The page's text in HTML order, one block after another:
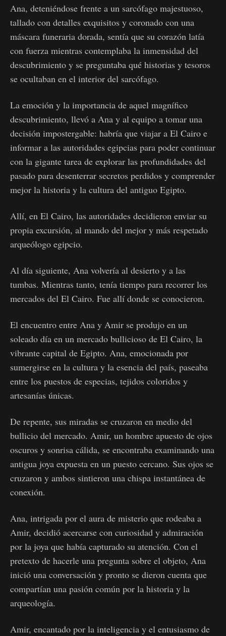
Ana, deteniéndose frente a un sarcófago majestuoso,
tallado con detalles exquisitos y coronado con una
máscara funeraria dorada, sentía que su corazón latía
con fuerza mientras contemplaba la inmensidad del
descubrimiento y se preguntaba qué historias y tesoros
se ocultaban en el interior del sarcófago.
La emoción y la importancia de aquel magnífico
descubrimiento, llevó a Ana y al equipo a tomar una
decisión impostergable: habría que viajar a El Cairo e
informar a las autoridades egipcias para poder continuar
con la gigante tarea de explorar las profundidades del
pasado para desenterrar secretos perdidos y comprender
mejor la historia y la cultura del antiguo Egipto.
Allí, en El Cairo, las autoridades decidieron enviar su
propia excursión, al mando del mejor y más respetado
arqueólogo egipcio.
Al día siguiente, Ana volvería al desierto y a las
tumbas. Mientras tanto, tenía tiempo para recorrer los
mercados del El Cairo. Fue allí donde se conocieron.
El encuentro entre Ana y Amir se produjo en un
soleado día en un mercado bullicioso de El Cairo, la
vibrante capital de Egipto. Ana, emocionada por
sumergirse en la cultura y la esencia del país, paseaba
entre los puestos de especias, tejidos coloridos y
artesanías únicas.
De repente, sus miradas se cruzaron en medio del
bullicio del mercado. Amir, un hombre apuesto de ojos
oscuros y sonrisa cálida, se encontraba examinando una
antigua joya expuesta en un puesto cercano. Sus ojos se
cruzaron y ambos sintieron una chispa instantánea de
conexión.
Ana, intrigada por el aura de misterio que rodeaba a
Amir, decidió acercarse con curiosidad y admiración
por la joya que había capturado su atención. Con el
pretexto de hacerle una pregunta sobre el objeto, Ana
inició una conversación y pronto se dieron cuenta que
compartían una pasión común por la historia y la
arqueología.
Amir, encantado por la inteligencia y el entusiasmo de